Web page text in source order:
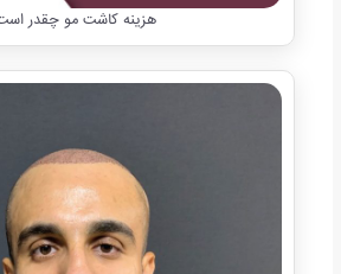
هزینه کاشت مو چقدر است